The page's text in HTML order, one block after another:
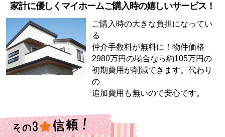
家計に優しくマイホームご購入時の嬉しいサービス！
ご購入時の大きな負担になってい
る
仲介手数料が無料に！物件価格
2980万円の場合なら約105万円の
初期費用が削減できます。代わり
の
追加費用も無いので安心です。